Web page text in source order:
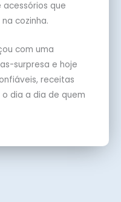
que
cozinha.
com uma
surpresa e hoje
receitas
dia a dia de quem